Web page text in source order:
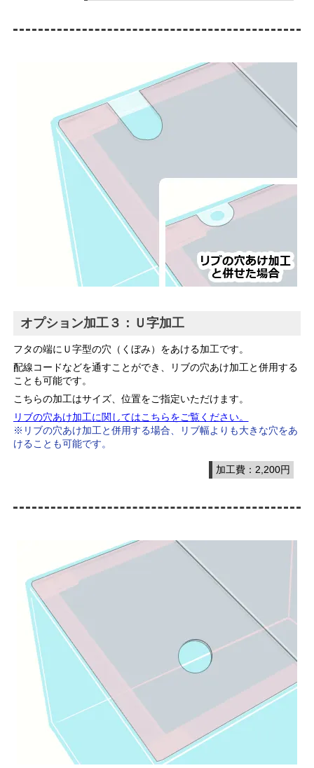
オプション加工３：Ｕ字加工
フタの端にＵ字型の穴（くぼみ）をあける加工です。
配線コードなどを通すことができ、リブの穴あけ加工と併用する
ことも可能です。
こちらの加工はサイズ、位置をご指定いただけます。
リブの穴あけ加工に関してはこちらをご覧ください。
※リブの穴あけ加工と併用する場合、リブ幅よりも大きな穴をあ
けることも可能です。
加工費：2,200円